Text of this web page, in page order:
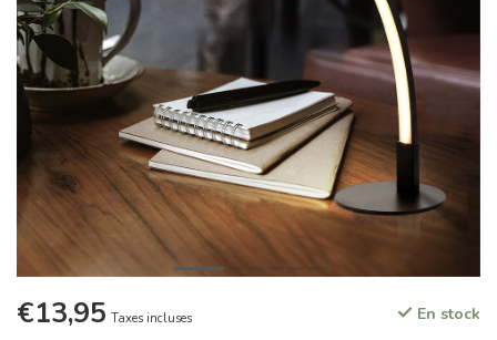
€13,95 Taxes incluses En stock